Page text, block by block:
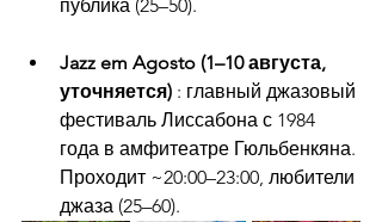
публика (25–50).
Jazz em Agosto (1–10 августа,
уточняется) : главный джазовый
фестиваль Лиссабона с 1984
года в амфитеатре Гюльбенкяна.
Проходит ~20:00–23:00, любители
джаза (25–60).